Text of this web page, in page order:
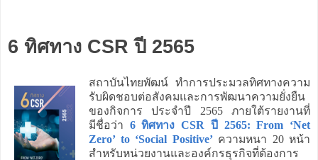
6 ทิศทาง CSR ปี 2565
สถาบันไทยพัฒน์ ทำการประมวลทิศทางความ
รับผิดชอบต่อสังคมและการพัฒนาความยั่งยืน
ของกิจการ ประจำปี 2565 ภายใต้รายงานที่
มีชื่อว่า 6 ทิศทาง CSR ปี 2565: From ‘Net
Zero’ to ‘Social Positive’ความหนา 20 หน้า
สำหรับหน่วยงานและองค์กรธุรกิจที่ต้องการ